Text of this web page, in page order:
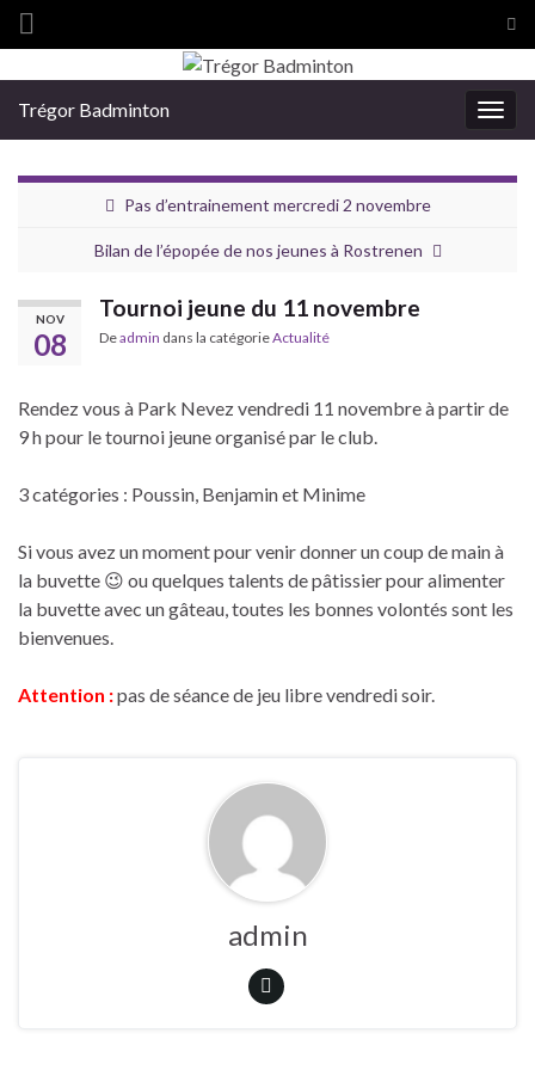
Search for:
Trégor Badminton
Pas d’entrainement mercredi 2 novembre
Bilan de l’épopée de nos jeunes à Rostrenen
NOV
08
Tournoi jeune du 11 novembre
Deadmin dans la catégorieActualité
Rendez vous à Park Nevez vendredi 11 novembre à partir de
9 h pour le tournoi jeune organisé par le club.
3 catégories : Poussin, Benjamin et Minime
Si vous avez un moment pour venir donner un coup de main à
la buvette 😉 ou quelques talents de pâtissier pour alimenter
la buvette avec un gâteau, toutes les bonnes volontés sont les
bienvenues.
Attention :pas de séance de jeu libre vendredi soir.
admin